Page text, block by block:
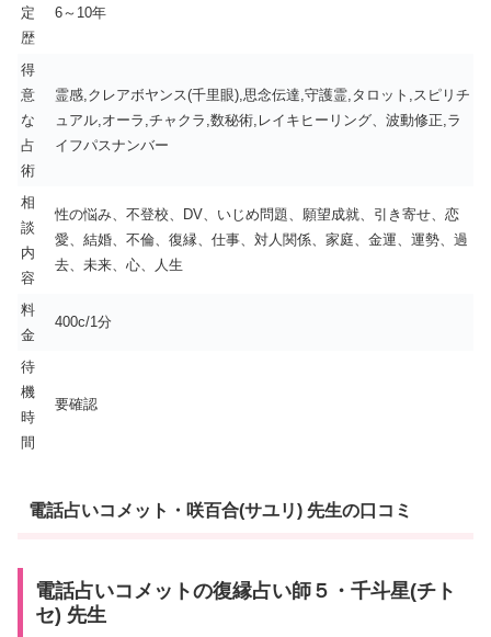
定
歴
6～10年
得
意
な
占
術
霊感,クレアボヤンス(千里眼),思念伝達,守護霊,タロット,スピリチ
ュアル,オーラ,チャクラ,数秘術,レイキヒーリング、波動修正,ラ
イフパスナンバー
相
談
内
容
性の悩み、不登校、DV、いじめ問題、願望成就、引き寄せ、恋
愛、結婚、不倫、復縁、仕事、対人関係、家庭、金運、運勢、過
去、未来、心、人生
料
金
400c/1分
待
機
時
間
要確認
電話占いコメット・咲百合(サユリ) 先生の口コミ
電話占いコメットの復縁占い師５・千斗星(チト
セ) 先生